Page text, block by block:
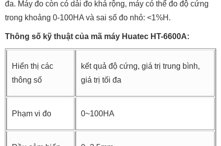
đa. Máy đo còn có dải đo khá rộng, máy có thể đo độ cứng
trong khoảng 0-100HA và sai số đo nhỏ: <1%H.
Thông số kỹ thuật của mã máy Huatec HT-6600A:
Hiển thị các
thông số
kết quả độ cứng, giá trị trung bình,
giá trị tối đa
Phạm vi đo 0~100HA